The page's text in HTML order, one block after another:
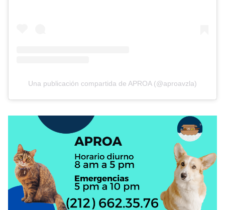
Una publicación compartida de APROA (@aproavzla)